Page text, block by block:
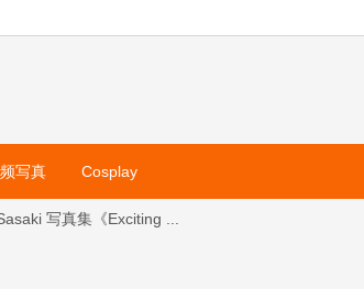
写真 Cosplay
写真集《Exciting ...